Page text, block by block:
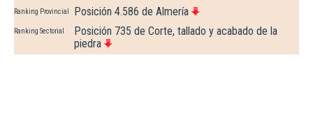
Ranking Provincial Posición 4.586 de Almería
Ranking Sectorial
Posición 735 de Corte, tallado y acabado de la
piedra